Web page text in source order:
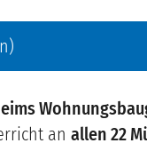
an allen 22